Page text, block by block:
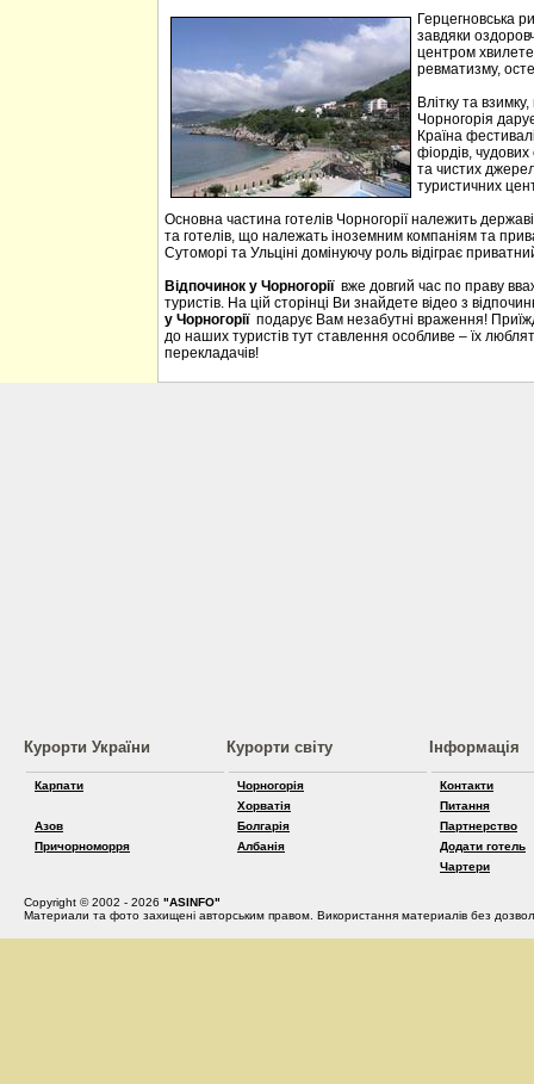
Герцегновська
завдяки
центром
ревматизму,
Влітку та
Чорногорія
Країна
фіордів, чудових
та чистих
туристичних
Основна частина готелів Чорногорії належить
та готелів, що належать іноземним компаніям та
Сутоморі та Ульціні домінуючу роль відіграє
Відпочинок у Чорногорії вже довгий час по праву
туристів. На цій сторінці Ви знайдете відео з
у Чорногоріїподарує Вам незабутні враження!
до наших туристів тут ставлення особливе – їх
перекладачів!
Курорти України
Карпати
Азов
Причорноморря
Курорти світу
Чорногорія
Хорватія
Болгарія
Албанія
Інформація
Контакти
Питання
Партнерство
Додати готель
Чартери
Copyright © 2002 - 2026 "ASINFO"
Материали та фото захищені авторським правом. Використання материалів без